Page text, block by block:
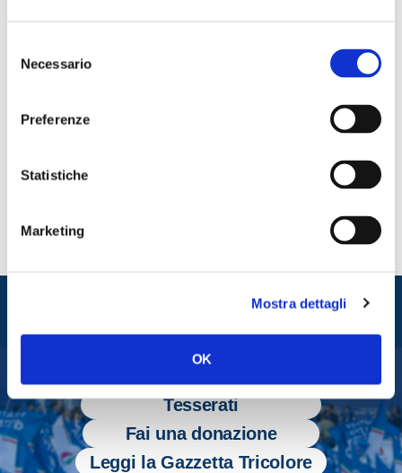
delNecessario
Preferenze
Statistiche
Marketing
Mostra dettagli
OK
paventare”.
Così Tommaso Foti, capogruppo di Fratelli d’Italia alla
Entra nel mondo di
Tesserati
Fai una donazione
Leggi la Gazzetta Tricolore